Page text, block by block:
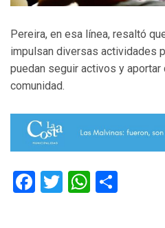
Pereira, en esa línea, resaltó
impulsan diversas actividades
puedan seguir activos y
comunidad.
Facebook
Twitter